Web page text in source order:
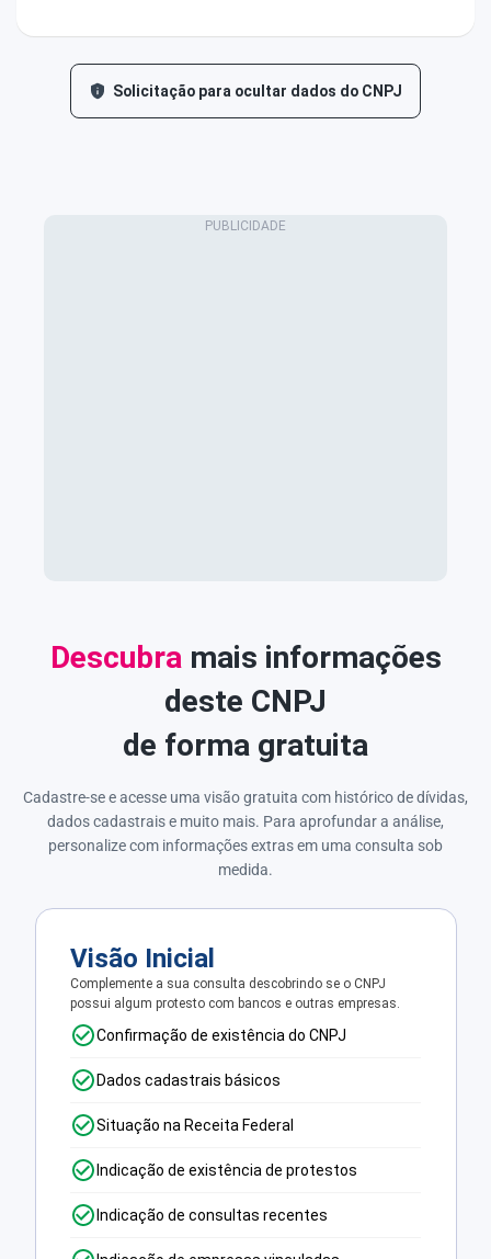
Solicitação para ocultar dados do CNPJ
Descubra mais informações
deste CNPJ
de forma gratuita
Cadastre-se e acesse uma visão gratuita com histórico de dívidas,
dados cadastrais e muito mais. Para aprofundar a análise,
personalize com informações extras em uma consulta sob
medida.
Visão Inicial
Complemente a sua consulta descobrindo se o CNPJ
possui algum protesto com bancos e outras empresas.
Confirmação de existência do CNPJ
Dados cadastrais básicos
Situação na Receita Federal
Indicação de existência de protestos
Indicação de consultas recentes